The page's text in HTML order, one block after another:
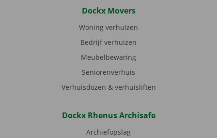
Dockx Movers
Woning verhuizen
Bedrijf verhuizen
Meubelbewaring
Seniorenverhuis
Verhuisdozen & verhuisliften
Dockx Rhenus Archisafe
Archiefopslag